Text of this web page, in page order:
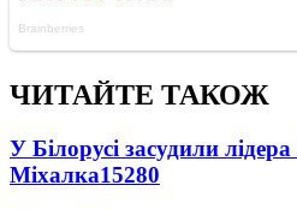
ЧИТАЙТЕ ТАКОЖ
У Білорусі засудили
Міхалка15280